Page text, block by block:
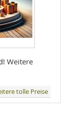
Weitere
tolle Preise